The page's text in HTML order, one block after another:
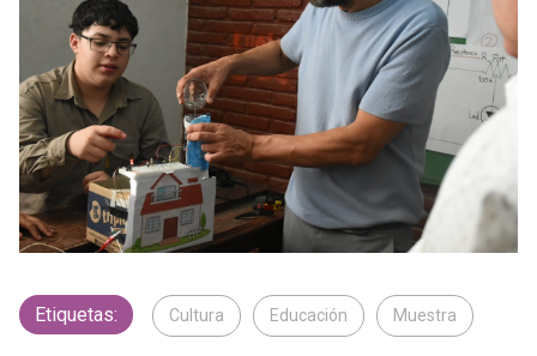
Etiquetas: Cultura Educación Muestra